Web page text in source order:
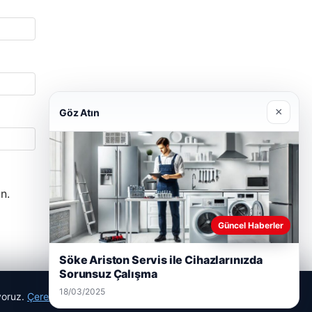
Çerez Politikamız
Göz Atın ×
Güncel Haberler
Söke Ariston Servis ile Cihazlarınızda
Sorunsuz Çalışma
18/03/2025